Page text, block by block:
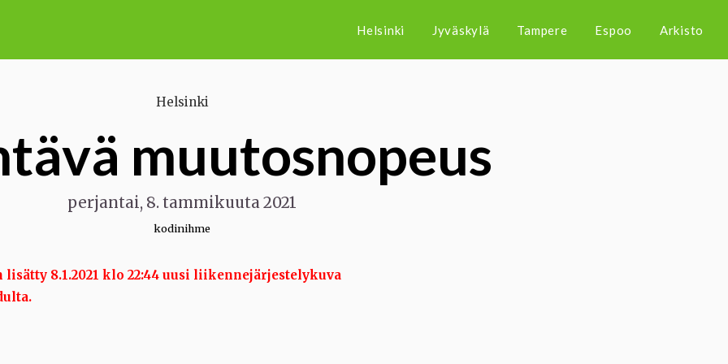
Helsinki Jyväskylä Tampere Espoo Arkisto
Helsinki
muutosnopeus
perjantai, 8. tammikuuta 2021
kodinihme
8.1.2021 klo 22:44 uusi liikennejärjestelykuva